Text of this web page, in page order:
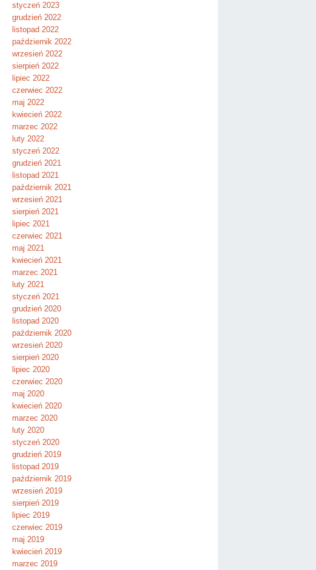
styczeń 2023
grudzień 2022
listopad 2022
październik 2022
wrzesień 2022
sierpień 2022
lipiec 2022
czerwiec 2022
maj 2022
kwiecień 2022
marzec 2022
luty 2022
styczeń 2022
grudzień 2021
listopad 2021
październik 2021
wrzesień 2021
sierpień 2021
lipiec 2021
czerwiec 2021
maj 2021
kwiecień 2021
marzec 2021
luty 2021
styczeń 2021
grudzień 2020
listopad 2020
październik 2020
wrzesień 2020
sierpień 2020
lipiec 2020
czerwiec 2020
maj 2020
kwiecień 2020
marzec 2020
luty 2020
styczeń 2020
grudzień 2019
listopad 2019
październik 2019
wrzesień 2019
sierpień 2019
lipiec 2019
czerwiec 2019
maj 2019
kwiecień 2019
marzec 2019